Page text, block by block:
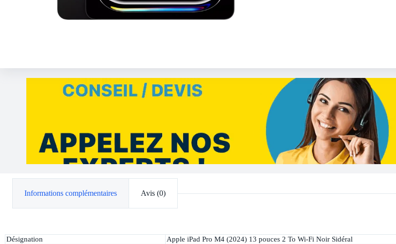
Informations complémentaires Avis (0)
Désignation
Apple iPad Pro M4 (2024) 13 pouces 2 To Wi-Fi Noir Sidéral